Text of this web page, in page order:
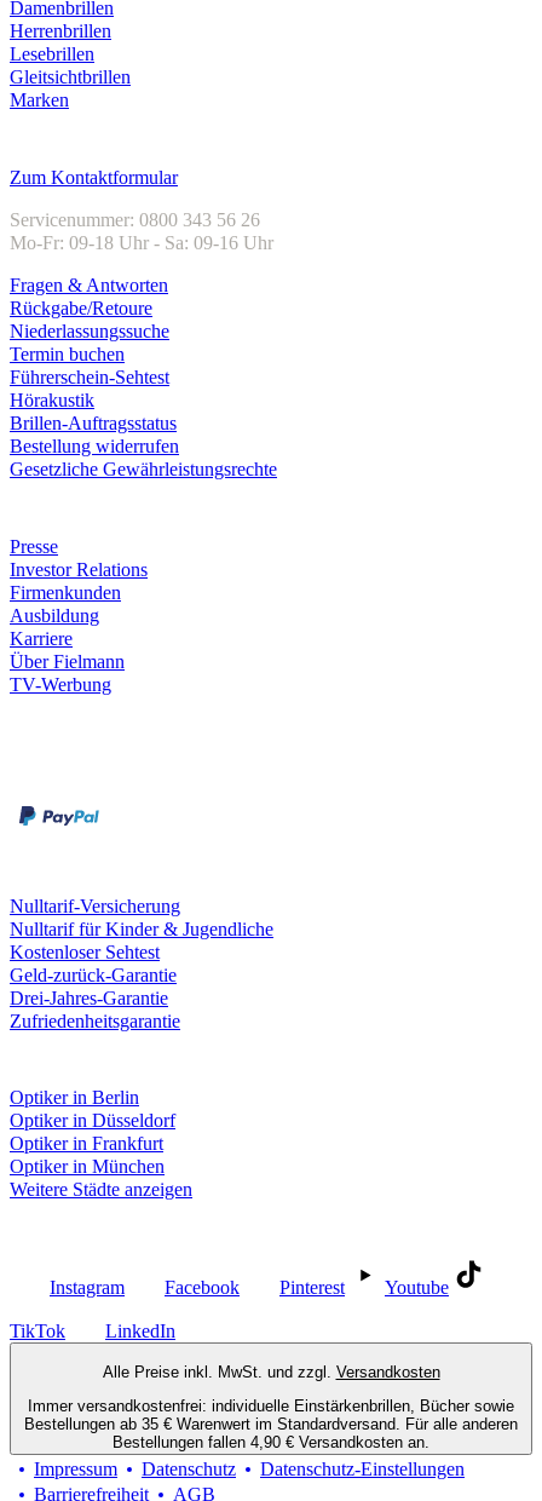
Damenbrillen
Herrenbrillen
Lesebrillen
Gleitsichtbrillen
Marken
Zum Kontaktformular
Servicenummer: 0800 343 56 26
Mo-Fr: 09-18 Uhr - Sa: 09-16 Uhr
Fragen & Antworten
Rückgabe/Retoure
Niederlassungssuche
Termin buchen
Führerschein-Sehtest
Hörakustik
Brillen-Auftragsstatus
Bestellung widerrufen
Gesetzliche Gewährleistungsrechte
Presse
Investor Relations
Firmenkunden
Ausbildung
Karriere
Über Fielmann
TV-Werbung
Nulltarif-Versicherung
Nulltarif für Kinder & Jugendliche
Kostenloser Sehtest
Geld-zurück-Garantie
Drei-Jahres-Garantie
Zufriedenheitsgarantie
Optiker in Berlin
Optiker in Düsseldorf
Optiker in Frankfurt
Optiker in München
Weitere Städte anzeigen
Instagram Facebook Pinterest Youtube
TikTok LinkedIn
Alle Preise inkl. MwSt. und zzgl. Versandkosten
Immer versandkostenfrei: individuelle Einstärkenbrillen, Bücher sowie
Bestellungen ab 35 € Warenwert im Standardversand. Für alle anderen
Bestellungen fallen 4,90 € Versandkosten an.
Impressum Datenschutz
Datenschutz-Einstellungen
Barrierefreiheit
AGB